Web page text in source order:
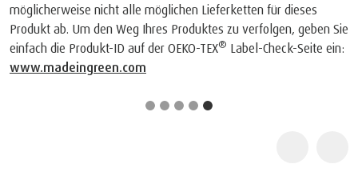
möglicherweise nicht alle möglichen Lieferketten für dieses
Produkt ab. Um den Weg Ihres Produktes zu verfolgen, geben Sie
einfach die Produkt-ID auf der OEKO-TEX® Label-Check-Seite ein:
www.madeingreen.com